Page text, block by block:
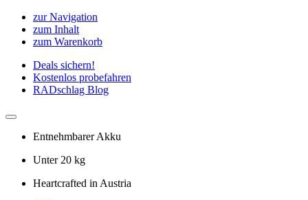
zur Navigation
zum Inhalt
zum Warenkorb
Deals sichern!
Kostenlos probefahren
RADschlag Blog
Entnehmbarer Akku
Unter 20 kg
Heartcrafted in Austria